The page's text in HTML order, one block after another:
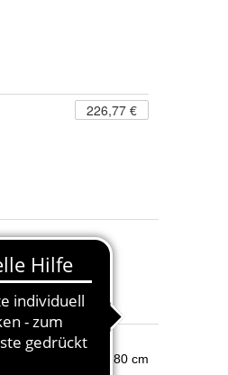
226,77 €